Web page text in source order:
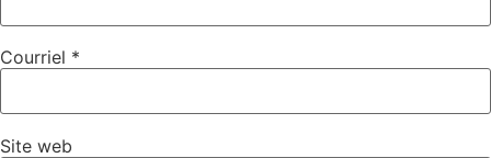
Courriel *
Site web